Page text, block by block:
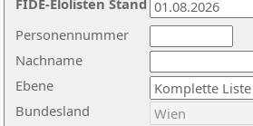
Nachname
Ebene
Personennummer
Bundesland
FIDE-Elolisten Stand